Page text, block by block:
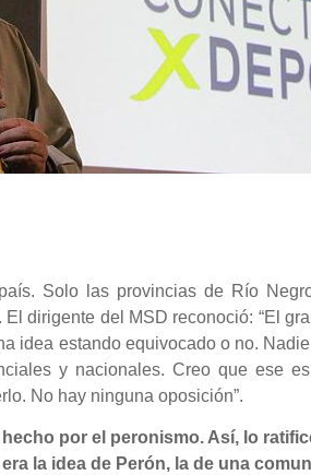
Solo las provincias de Río
dirigente del MSD reconoció: “El
idea estando equivocado o no.
y nacionales. Creo que ese
No hay ninguna oposición”.
por el peronismo. Así, lo
la idea de Perón, la de una